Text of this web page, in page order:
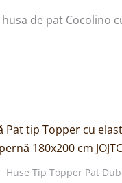
de pat Cocolino
Huse Tip Topper Pat
Prețul
a
199,00lei.